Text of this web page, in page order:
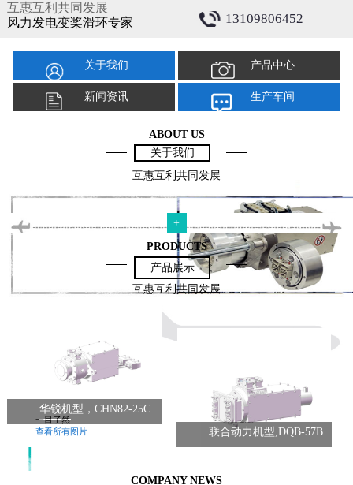
互惠互利共同发展
风力发电变桨滑环专家
13109806452
关于我们 产品中心
新闻资讯 生产车间
ABOUT US
关于我们
互惠互利共同发展
+
PRODUCTS
产品展示
互惠互利共同发展
华锐机型，CHN82-25C
联合动力机型,DQB-57B
一目了然
查看所有图片
COMPANY NEWS